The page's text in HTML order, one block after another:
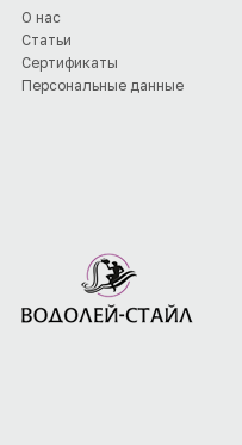
О нас
Статьи
Сертификаты
Персональные данные